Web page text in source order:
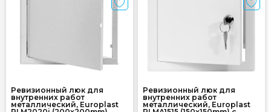
Ревизионный люк для
внутренних работ
металлический, Europlast
Ревизионный люк для
внутренних работ
металлический, Europlast